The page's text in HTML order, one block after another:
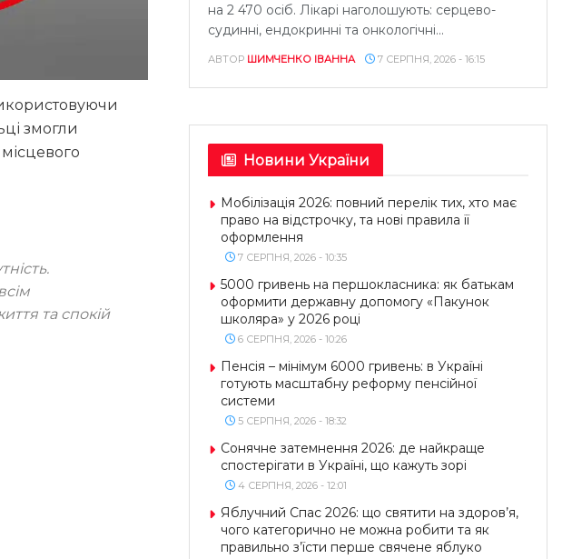
змогли
та спокій
на 2 470 осіб. Лікарі наголошують: серцево-
судинні, ендокринні та онкологічні...
АВТОР ШИМЧЕНКО ІВАННА 7 СЕРПНЯ, 2026 - 16:15
Новини України
Мобілізація 2026: повний перелік тих, хто має
право на відстрочку, та нові правила її
оформлення
7 СЕРПНЯ, 2026 - 10:35
5000 гривень на першокласника: як батькам
оформити державну допомогу «Пакунок
школяра» у 2026 році
6 СЕРПНЯ, 2026 - 10:26
Пенсія – мінімум 6000 гривень: в Україні
готують масштабну реформу пенсійної
системи
5 СЕРПНЯ, 2026 - 18:32
Сонячне затемнення 2026: де найкраще
спостерігати в Україні, що кажуть зорі
4 СЕРПНЯ, 2026 - 12:01
Яблучний Спас 2026: що святити на здоров’я,
чого категорично не можна робити та як
правильно з’їсти перше свячене яблуко